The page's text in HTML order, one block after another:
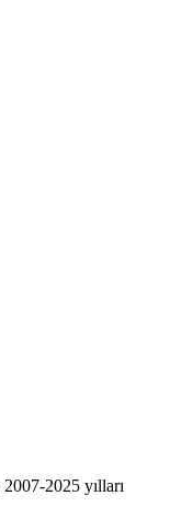
2007-2025 yılları